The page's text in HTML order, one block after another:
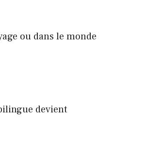
ou dans le monde
devient